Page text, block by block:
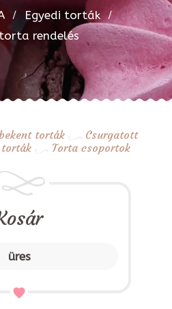
Egyedi torták
rendelés
torták
Csurgatott
Torta csoportok
üres